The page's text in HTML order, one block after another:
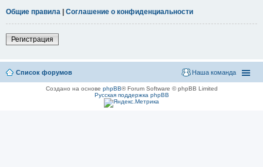
Общие правила | Соглашение о конфиденциальности
Регистрация
Список форумов Наша команда
Создано на основе phpBB® Forum Software © phpBB Limited
Русская поддержка phpBB